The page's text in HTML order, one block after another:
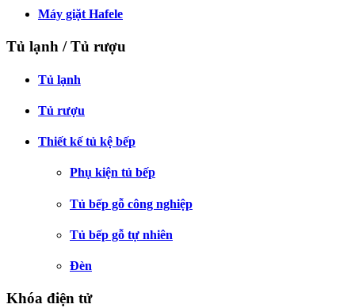
Máy giặt Hafele
Tủ lạnh / Tủ rượu
Tủ lạnh
Tủ rượu
Thiết kế tủ kệ bếp
Phụ kiện tủ bếp
Tủ bếp gỗ công nghiệp
Tủ bếp gỗ tự nhiên
Đèn
Khóa điện tử